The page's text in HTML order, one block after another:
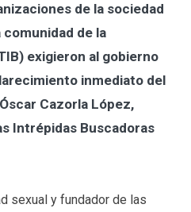
de la sociedad
de la
exigieron al gobierno
inmediato del
Cazorla López,
Intrépidas Buscadoras
sexual y fundador de las